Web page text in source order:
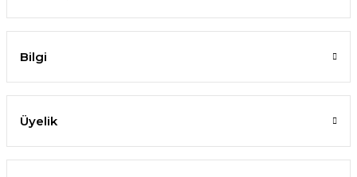
Bilgi
Üyelik